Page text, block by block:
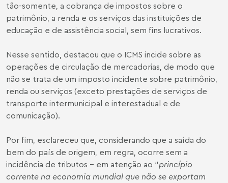
tão-somente, a cobrança de impostos sobre o
patrimônio, a renda e os serviços das instituições de
educação e de assistência social, sem fins lucrativos.
Nesse sentido, destacou que o ICMS incide sobre as
operações de circulação de mercadorias, de modo que
não se trata de um imposto incidente sobre patrimônio,
renda ou serviços (exceto prestações de serviços de
transporte intermunicipal e interestadual e de
comunicação).
Por fim, esclareceu que, considerando que a saída do
bem do país de origem, em regra, ocorre sem a
incidência de tributos - em atenção ao “princípio
corrente na economia mundial que não se exportam